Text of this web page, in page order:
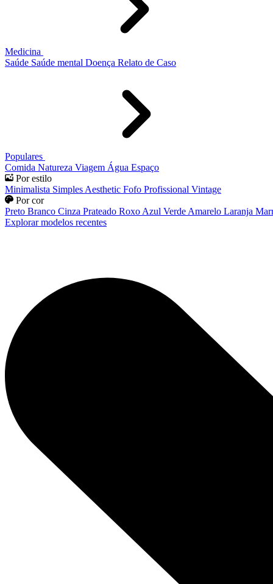
Medicina
Saúde Saúde mental Doença Relato de Caso
Populares
Comida Natureza Viagem Água Espaço
Por estilo
Minimalista Simples Aesthetic Fofo Profissional Vintage
Por cor
Preto Branco Cinza Prateado Roxo Azul Verde Amarelo Laranja
Explorar modelos recentes